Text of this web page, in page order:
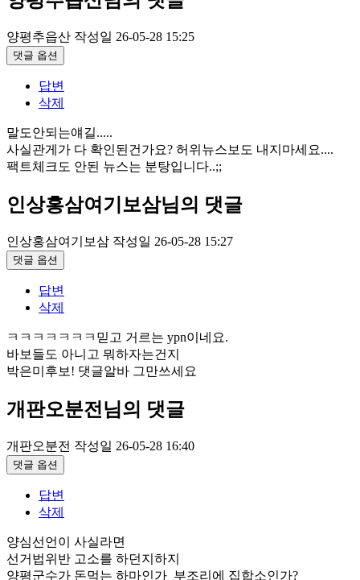
양평추읍산 작성일 26-05-28 15:25
댓글 옵션
답변
삭제
말도안되는얘길.....
사실관게가 다 확인된건가요? 허위뉴스보도 내지마세요....
팩트체크도 안된 뉴스는 분탕입니다..;;
인상홍삼여기보삼님의 댓글
인상홍삼여기보삼 작성일 26-05-28 15:27
댓글 옵션
답변
삭제
ㅋㅋㅋㅋㅋㅋㅋ믿고 거르는 ypn이네요.
바보들도 아니고 뭐하자는건지
박은미후보! 댓글알바 그만쓰세요
개판오분전님의 댓글
개판오분전 작성일 26-05-28 16:40
댓글 옵션
답변
삭제
양심선언이 사실라면
선거법위반 고소를 하던지하지
양평군수가 돈먹는 하마인가 부조리에 집합소인가?